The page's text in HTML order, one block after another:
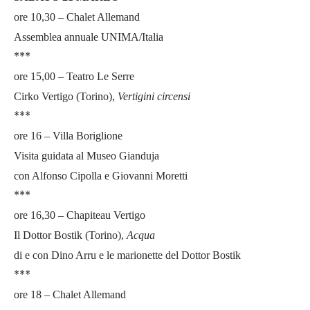
ore 10,30 – Chalet Allemand
Assemblea annuale UNIMA/Italia
***
ore 15,00 – Teatro Le Serre
Cirko Vertigo (Torino), Vertigini circensi
***
ore 16 – Villa Boriglione
Visita guidata al Museo Gianduja
con Alfonso Cipolla e Giovanni Moretti
***
ore 16,30 – Chapiteau Vertigo
Il Dottor Bostik (Torino), Acqua
di e con Dino Arru e le marionette del Dottor Bostik
***
ore 18 – Chalet Allemand